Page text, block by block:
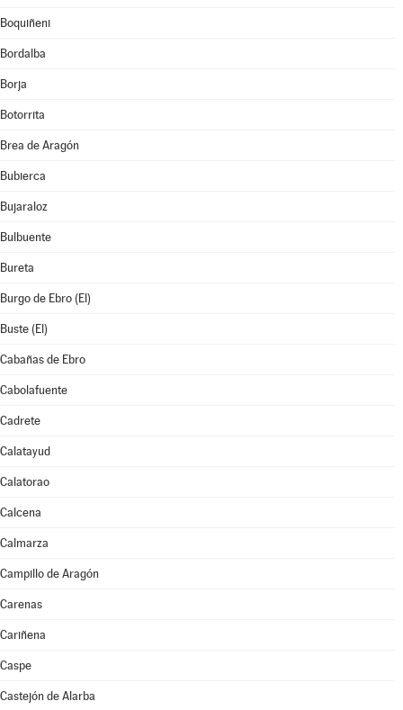
Boquiñeni
Bordalba
Borja
Botorrita
Brea de Aragón
Bubierca
Bujaraloz
Bulbuente
Bureta
Burgo de Ebro (El)
Buste (El)
Cabañas de Ebro
Cabolafuente
Cadrete
Calatayud
Calatorao
Calcena
Calmarza
Campillo de Aragón
Carenas
Cariñena
Caspe
Castejón de Alarba